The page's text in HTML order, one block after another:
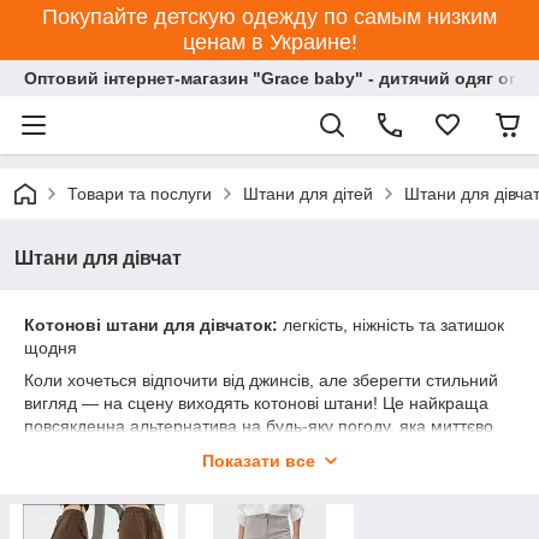
Покупайте детскую одежду по самым низким
ценам в Украине!
Оптовий інтернет-магазин "Grace baby" - дитячий одяг
Товари та послуги Штани для дітей Штани для дівчат
Штани для дівчат
Котонові штани для дівчаток: легкість, ніжність та затишок
щодня
Коли хочеться відпочити від джинсів, але зберегти стильний
вигляд — на сцену виходять котонові штани! Це найкраща
повсякденна альтернатива на будь-яку погоду, яка миттєво
свят чи прогулянок із подругами. Наша колекція поєднує в
комфорт, щоб ваша красуня почувалася впевнено та легко.
Показати все